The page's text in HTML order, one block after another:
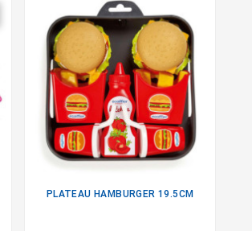
PLATEAU HAMBURGER 19.5CM